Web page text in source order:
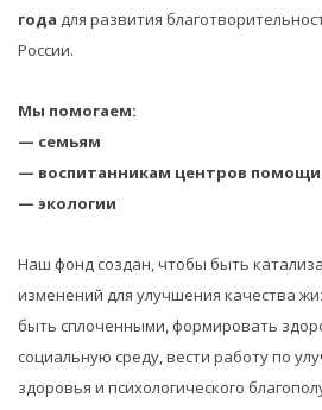
года для развития
России.
Мы помогаем:
— семьям
— воспитанникам центров
— экологии
Наш фонд создан, чтобы быть
изменений для улучшения качества
быть сплоченными, формировать
социальную среду, вести работу по
здоровья и психологического